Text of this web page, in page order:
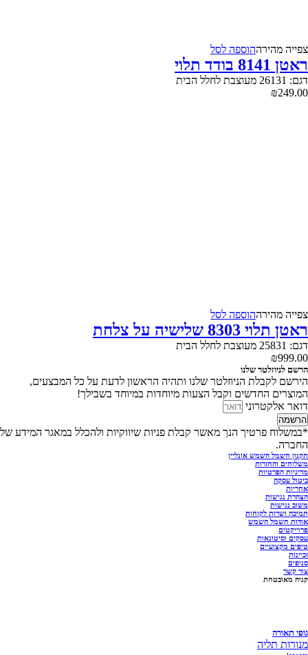
צפייה‬ ‫מהירה‬הוספה לסל
ראטן 8141 בודד תלוי
דגם: 26131 מעוצבת לחלל הבית
₪249.00
צפייה‬ ‫מהירה‬הוספה לסל
ראטן תלוי 8303 שלישיה על צלחת
דגם: 25831 מעוצבת לחלל הבית
₪999.00
הרשם לניוזלטר שלנו
הירשם לקבלת הניוזלטר שלנו ותהיה הראשון לדעת על כל המבצעים,
המוצרים החדשים וקבל הצעות מיוחדות במיוחד בשבילך!
דואר אלקטרוני
הרשמה
*במשלוח פרטיך הנך מאשר קבלת פניות שיווקיות ולהכלל במאגר המידע של
החברה.
תקנון חשמל השמש אונליין
משלוחים והחזרות
מדיניות הפרטיות
ביטול עסקה
אחריות
הצהרת נגישות
משוב נגישות
תמיכה ושרות לקוחות
אודות חשמל השמש
פרוייקטים
עסקים וסיטונאות
טיפים מקצועיים
זכיינות
סניפים
צור קשר
קניה מאובטחת
גופי תאורה
מנורות תליה